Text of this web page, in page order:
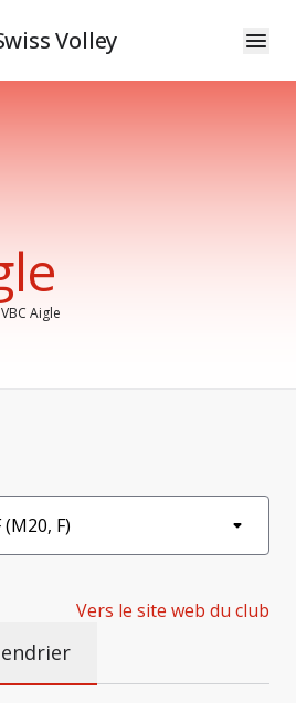
Volley
VBC Aigle
F)
Vers le site web du club